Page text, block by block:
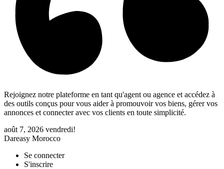
Rejoignez notre plateforme en tant qu'agent ou agence et accédez à
des outils conçus pour vous aider à promouvoir vos biens, gérer vos
annonces et connecter avec vos clients en toute simplicité.
août 7, 2026 vendredi!
Dareasy Morocco
Se connecter
S'inscrire